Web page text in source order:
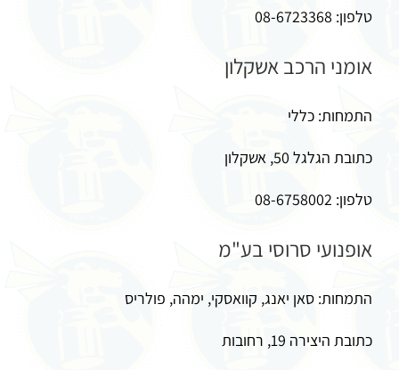
טלפון: 08-6723368
אומני הרכב אשקלון
התמחות: כללי
כתובת הגלגל 50, אשקלון
טלפון: 08-6758002
אופנועי סרוסי בע"מ
התמחות: סאן יאנג, קוואסקי, ימהה, פולריס
כתובת היצירה 19, רחובות